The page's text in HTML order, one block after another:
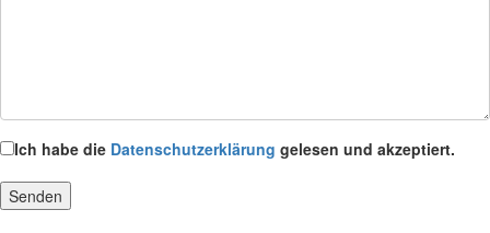
Ich habe die Datenschutzerklärung gelesen und akzeptiert.